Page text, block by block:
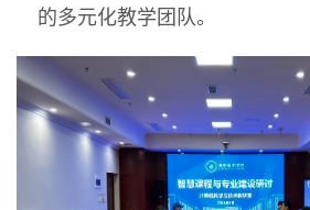
的多元化教学团队。